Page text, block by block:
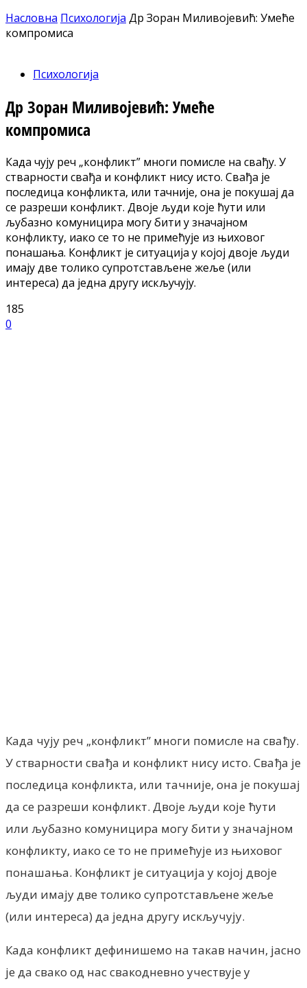
Насловна Психологија Др Зоран Миливојевић: Умеће
компромиса
Психологија
Др Зоран Миливојевић: Умеће
компромиса
Када чују реч „конфликт” многи помисле на свађу. У
стварности свађа и конфликт нису исто. Свађа је
последица конфликта, или тачније, она је покушај да
се разреши конфликт. Двоје људи које ћути или
љубазно комуницира могу бити у значајном
конфликту, иако се то не примећује из њиховог
понашања. Конфликт је ситуација у којој двоје људи
имају две толико супротстављене жеље (или
интереса) да једна другу искључују.
185
0
Када чују реч „конфликт” многи помисле на свађу.
У стварности свађа и конфликт нису исто. Свађа је
последица конфликта, или тачније, она је покушај
да се разреши конфликт. Двоје људи које ћути
или љубазно комуницира могу бити у значајном
конфликту, иако се то не примећује из њиховог
понашања. Конфликт је ситуација у којој двоје
људи имају две толико супротстављене жеље
(или интереса) да једна другу искључују.
Када конфликт дефинишемо на такав начин, јасно
је да свако од нас свакодневно учествује у